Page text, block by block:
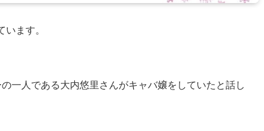
ます。
一人である大内悠里さんがキャバ嬢をしていたと話し